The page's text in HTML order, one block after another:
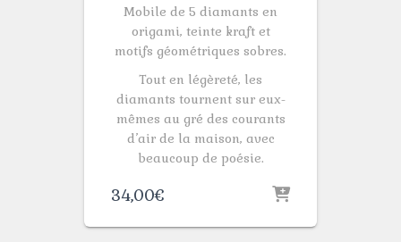
Mobile de 5 diamants en
origami, teinte kraft et
motifs géométriques sobres.
Tout en légèreté, les
diamants tournent sur eux-
mêmes au gré des courants
d’air de la maison, avec
beaucoup de poésie.
34,00€